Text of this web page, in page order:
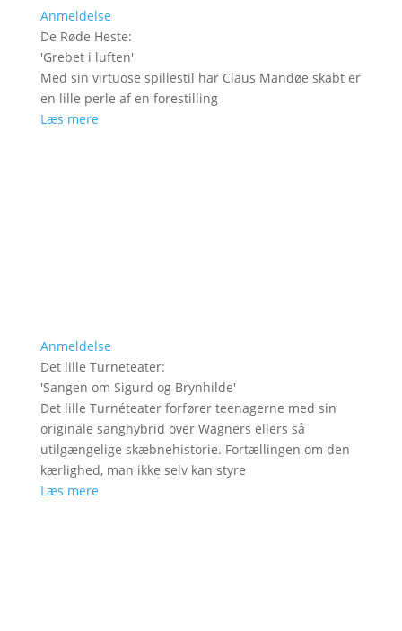
Anmeldelse
De Røde Heste:
'Grebet i luften'
Med sin virtuose spillestil har Claus Mandøe skabt er
en lille perle af en forestilling
Læs mere
Anmeldelse
Det lille Turneteater:
'Sangen om Sigurd og Brynhilde'
Det lille Turnéteater forfører teenagerne med sin
originale sanghybrid over Wagners ellers så
utilgængelige skæbnehistorie. Fortællingen om den
kærlighed, man ikke selv kan styre
Læs mere